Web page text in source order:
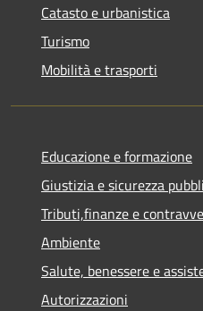
Catasto e urbanistica
Turismo
Mobilità e trasporti
Educazione e formazione
Giustizia e sicurezza
Tributi,finanze e
Ambiente
Salute, benessere e
Autorizzazioni